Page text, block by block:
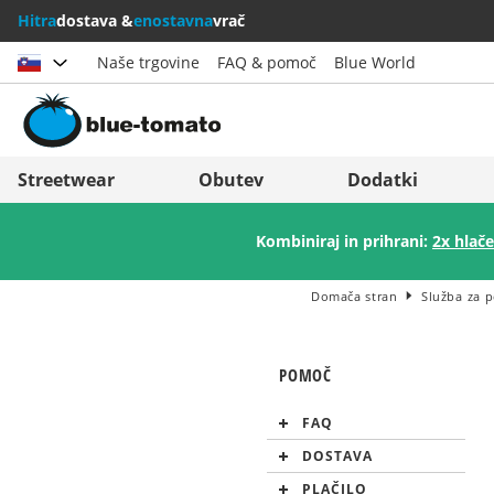
Hitradostava &enostavnavrač
Izberi državo
Österreich
Italia (Italiano)
Italien (Deutsch)
España
United Kingdom
Naše trgovine FAQ & pomoč Blue World
Streetwear Obutev Dodatki
Kombiniraj in prihrani: 2x
Domača stran Služba za
POMOČ
FAQ
DOSTAVA
PLAČILO